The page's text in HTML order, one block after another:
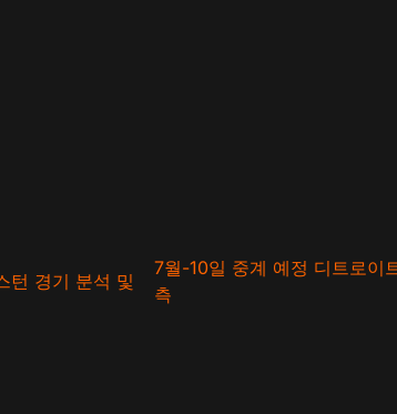
턴 경기 분석 및
7월-10일 중계 예정 디트로이
측